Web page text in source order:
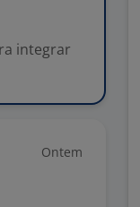
integrar
Ontem